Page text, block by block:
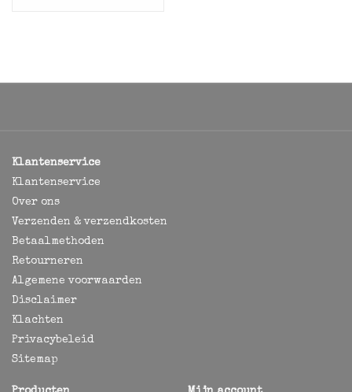
Klantenservice
Klantenservice
Over ons
Verzenden & verzendkosten
Betaalmethoden
Retourneren
Algemene voorwaarden
Disclaimer
Klachten
Privacybeleid
Sitemap